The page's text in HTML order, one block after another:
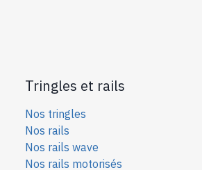
Tringles et rails
Nos tringles
Nos rails
Nos rails wave
Nos rails motorisés